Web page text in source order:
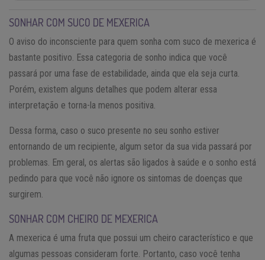
SONHAR COM SUCO DE MEXERICA
O aviso do inconsciente para quem sonha com suco de mexerica é
bastante positivo. Essa categoria de sonho indica que você
passará por uma fase de estabilidade, ainda que ela seja curta.
Porém, existem alguns detalhes que podem alterar essa
interpretação e torna-la menos positiva.
Dessa forma, caso o suco presente no seu sonho estiver
entornando de um recipiente, algum setor da sua vida passará por
problemas. Em geral, os alertas são ligados à saúde e o sonho está
pedindo para que você não ignore os sintomas de doenças que
surgirem.
SONHAR COM CHEIRO DE MEXERICA
A mexerica é uma fruta que possui um cheiro característico e que
algumas pessoas consideram forte. Portanto, caso você tenha